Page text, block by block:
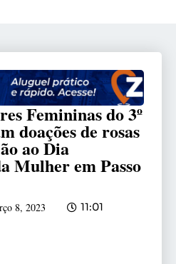
Femininas do 3º
doações de rosas
ao Dia
Mulher em Passo
8, 2023 11:01